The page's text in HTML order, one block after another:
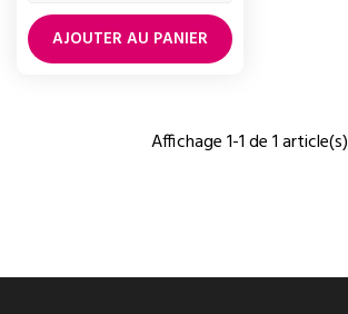
AJOUTER AU PANIER
Affichage 1-1 de 1 article(s)